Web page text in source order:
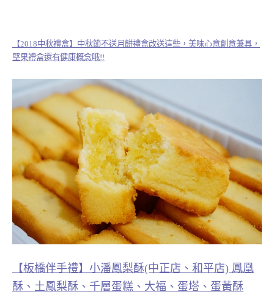
【2018中秋禮盒】中秋節不送月餅禮盒改送這些，美味心意創意兼具，
堅果禮盒還有健康概念哦!!
【板橋伴手禮】小潘鳳梨酥(中正店、和平店) 鳳凰
酥、土鳳梨酥、千層蛋糕、大福、蛋塔、蛋黃酥